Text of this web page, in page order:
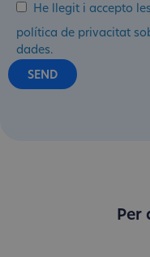
He llegit i accepto
política de privacitat
dades.
Per